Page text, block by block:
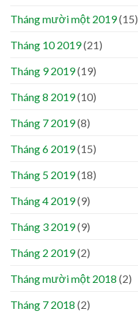
Tháng mười một 2019(15)
Tháng 10 2019(21)
Tháng 9 2019(19)
Tháng 8 2019(10)
Tháng 7 2019(8)
Tháng 6 2019(15)
Tháng 5 2019(18)
Tháng 4 2019(9)
Tháng 3 2019(9)
Tháng 2 2019(2)
Tháng mười một 2018 (2)
Tháng 7 2018 (2)